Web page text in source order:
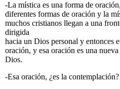
-La mística es una forma de
diferentes formas de oración y la
muchos cristianos llegan a una
dirigida
hacia un Dios personal y entonces
oración, y esa oración es una
Dios.
-Esa oración, ¿es la contemplación?